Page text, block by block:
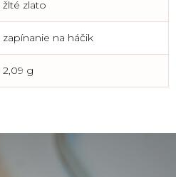
žlté zlato
zapínanie na háčik
2,09 g